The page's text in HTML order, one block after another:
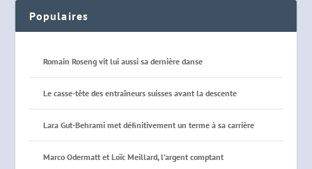
Populaires
Romain Roseng vit lui aussi sa dernière danse
Le casse-tête des entraîneurs suisses avant la descente
Lara Gut-Behrami met définitivement un terme à sa carrière
Marco Odermatt et Loïc Meillard, l’argent comptant